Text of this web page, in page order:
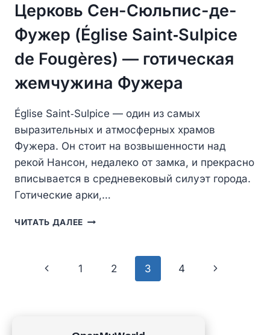
Церковь Сен-Сюльпис-де-
Фужер (Église Saint‑Sulpice
de Fougères) — готическая
жемчужина Фужера
Église Saint‑Sulpice — один из самых
выразительных и атмосферных храмов
Фужера. Он стоит на возвышенности над
рекой Нансон, недалеко от замка, и прекрасно
вписывается в средневековый силуэт города.
Готические арки,…
ЧИТАТЬ ДАЛЕЕ ЦЕРКОВЬ
ФУЖЕР
Навигация
Предыдущая
1 2 3 4
Следующая